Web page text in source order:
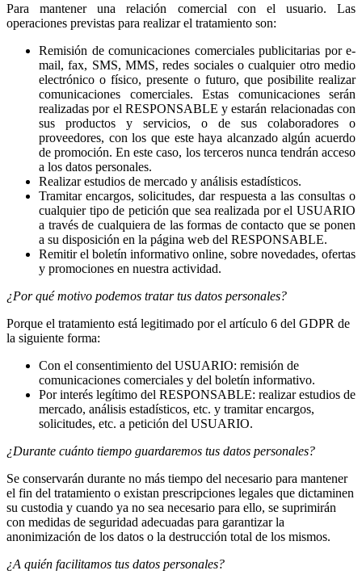
Para mantener una relación comercial con el usuario. Las
operaciones previstas para realizar el tratamiento son:
Remisión de comunicaciones comerciales publicitarias por e-
mail, fax, SMS, MMS, redes sociales o cualquier otro medio
electrónico o físico, presente o futuro, que posibilite realizar
comunicaciones comerciales. Estas comunicaciones serán
realizadas por el RESPONSABLE y estarán relacionadas con
sus productos y servicios, o de sus colaboradores o
proveedores, con los que este haya alcanzado algún acuerdo
de promoción. En este caso, los terceros nunca tendrán acceso
a los datos personales.
Realizar estudios de mercado y análisis estadísticos.
Tramitar encargos, solicitudes, dar respuesta a las consultas o
cualquier tipo de petición que sea realizada por el USUARIO
a través de cualquiera de las formas de contacto que se ponen
a su disposición en la página web del RESPONSABLE.
Remitir el boletín informativo online, sobre novedades, ofertas
y promociones en nuestra actividad.
¿Por qué motivo podemos tratar tus datos personales?
Porque el tratamiento está legitimado por el artículo 6 del GDPR de
la siguiente forma:
Con el consentimiento del USUARIO: remisión de
comunicaciones comerciales y del boletín informativo.
Por interés legítimo del RESPONSABLE: realizar estudios de
mercado, análisis estadísticos, etc. y tramitar encargos,
solicitudes, etc. a petición del USUARIO.
¿Durante cuánto tiempo guardaremos tus datos personales?
Se conservarán durante no más tiempo del necesario para mantener
el fin del tratamiento o existan prescripciones legales que dictaminen
su custodia y cuando ya no sea necesario para ello, se suprimirán
con medidas de seguridad adecuadas para garantizar la
anonimización de los datos o la destrucción total de los mismos.
¿A quién facilitamos tus datos personales?